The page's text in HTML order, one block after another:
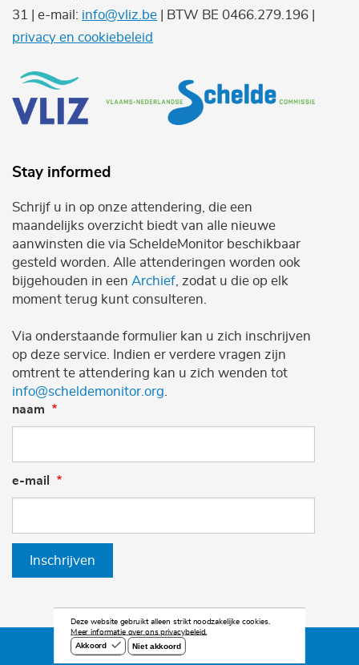
31 | e-mail: info@vliz.be | BTW BE 0466.279.196 |
privacy en cookiebeleid
Stay informed
Schrijf u in op onze attendering, die een
maandelijks overzicht biedt van alle nieuwe
aanwinsten die via ScheldeMonitor beschikbaar
gesteld worden. Alle attenderingen worden ook
bijgehouden in een Archief , zodat u die op elk
moment terug kunt consulteren.
Via onderstaande formulier kan u zich inschrijven
op deze service. Indien er verdere vragen zijn
omtrent te attendering kan u zich wenden tot
info@scheldemonitor.org
naam
e-mail
Inschrijven
©2026 Scheldemonitor
Deze website gebruikt alleen strikt noodzakelijke cookies.
Meer informatie over ons privacybeleid.
Akkoord
Niet akkoord